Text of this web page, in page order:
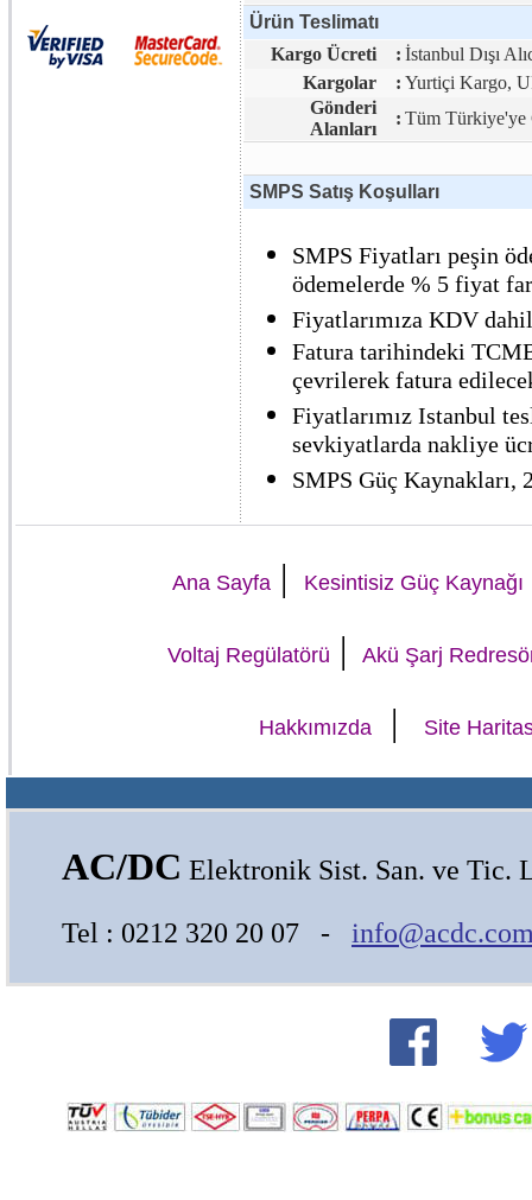
Ürün Teslimatı
Kargo Ücreti
: İstanbul Dışı
Kargolar
: Yurtiçi Kargo,
Gönderi
Alanları
: Tüm Türkiye'ye
SMPS Satış Koşulları
SMPS Fiyatları peşin
ödemelerde % 5 fiyat
Fiyatlarımıza KDV
Fatura tarihindeki
çevrilerek fatura
Fiyatlarımız Istanbul
sevkiyatlarda nakliye
SMPS Güç
Ana Sayfa| Kesintisiz Güç Kaynağı
Voltaj Regülatörü | Akü Şarj
Hakkımızda| Site
AC/DC Elektronik Sist. San. ve Tic.
Tel : 0212 320 20 07 -